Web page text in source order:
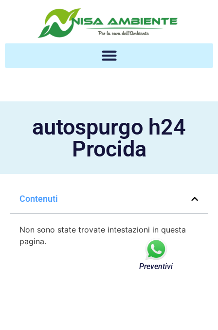
autospurgo h24
Procida
Contenuti
Non sono state trovate intestazioni in questa
pagina.
Preventivi